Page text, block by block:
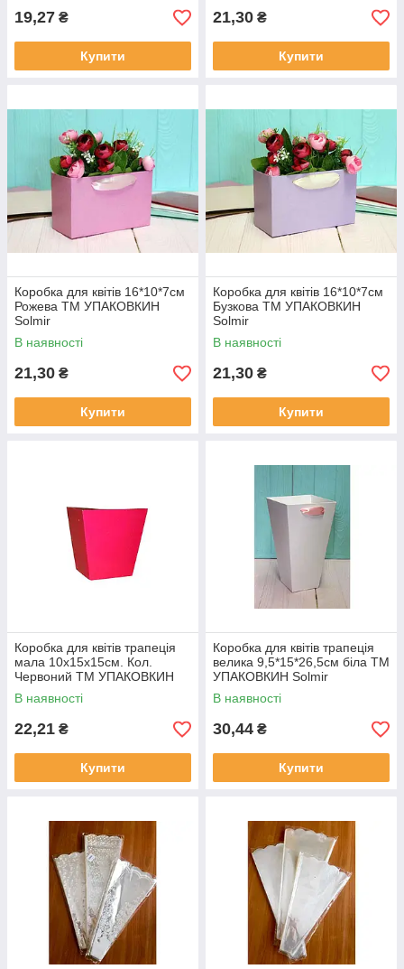
19,27 ₴
Купити
21,30 ₴
Купити
Коробка для квітів 16*10*7см
Рожева ТМ УПАКОВКИН
Solmir
В наявності
21,30 ₴
Купити
Коробка для квітів 16*10*7см
Бузкова ТМ УПАКОВКИН
Solmir
В наявності
21,30 ₴
Купити
Коробка для квітів трапеція
мала 10х15х15см. Кол.
Червоний ТМ УПАКОВКИН
Solmir
В наявності
22,21 ₴
Купити
Коробка для квітів трапеція
велика 9,5*15*26,5см біла ТМ
УПАКОВКИН Solmir
В наявності
30,44 ₴
Купити